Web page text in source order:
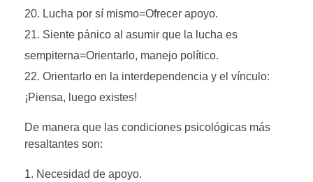
Lucha por sí mismo=Ofrecer apoyo.
Siente pánico al asumir que la lucha es
sempiterna=Orientarlo, manejo político.
Orientarlo en la interdependencia y el vínculo:
¡Piensa, luego existes!
De manera que las condiciones psicológicas más
resaltantes son:
Necesidad de apoyo.